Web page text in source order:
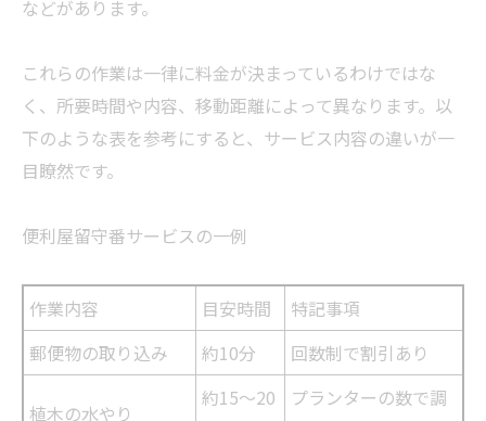
などがあります。
これらの作業は一律に料金が決まっているわけではな
く、所要時間や内容、移動距離によって異なります。以
下のような表を参考にすると、サービス内容の違いが一
目瞭然です。
便利屋留守番サービスの一例
作業内容 目安時間
特記事項
郵便物の取り込み
約10分 回数制で割引あり
植木の水やり
約15〜20
プランターの数で調